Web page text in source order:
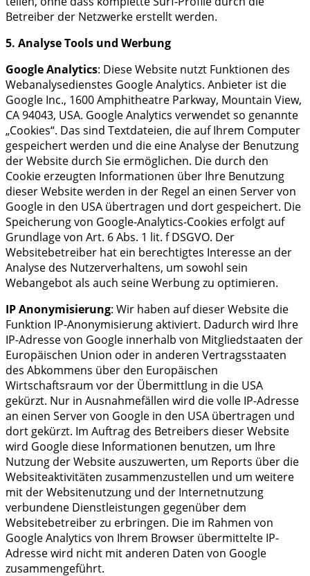
Betreiber der Netzwerke erstellt werden.
5. Analyse Tools und Werbung
Google Analytics: Diese Website nutzt Funktionen des
Webanalysedienstes Google Analytics. Anbieter ist die
Google Inc., 1600 Amphitheatre Parkway, Mountain View,
CA 94043, USA. Google Analytics verwendet so genannte
„Cookies“. Das sind Textdateien, die auf Ihrem Computer
gespeichert werden und die eine Analyse der Benutzung
der Website durch Sie ermöglichen. Die durch den
Cookie erzeugten Informationen über Ihre Benutzung
dieser Website werden in der Regel an einen Server von
Google in den USA übertragen und dort gespeichert. Die
Speicherung von Google-Analytics-Cookies erfolgt auf
Grundlage von Art. 6 Abs. 1 lit. f DSGVO. Der
Websitebetreiber hat ein berechtigtes Interesse an der
Analyse des Nutzerverhaltens, um sowohl sein
Webangebot als auch seine Werbung zu optimieren.
IP Anonymisierung: Wir haben auf dieser Website die
Funktion IP-Anonymisierung aktiviert. Dadurch wird Ihre
IP-Adresse von Google innerhalb von Mitgliedstaaten der
Europäischen Union oder in anderen Vertragsstaaten
des Abkommens über den Europäischen
Wirtschaftsraum vor der Übermittlung in die USA
gekürzt. Nur in Ausnahmefällen wird die volle IP-Adresse
an einen Server von Google in den USA übertragen und
dort gekürzt. Im Auftrag des Betreibers dieser Website
wird Google diese Informationen benutzen, um Ihre
Nutzung der Website auszuwerten, um Reports über die
Websiteaktivitäten zusammenzustellen und um weitere
mit der Websitenutzung und der Internetnutzung
verbundene Dienstleistungen gegenüber dem
Websitebetreiber zu erbringen. Die im Rahmen von
Google Analytics von Ihrem Browser übermittelte IP-
Adresse wird nicht mit anderen Daten von Google
zusammengeführt.